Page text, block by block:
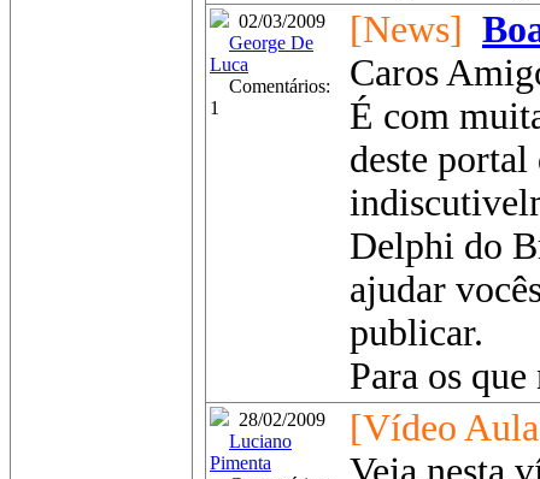
02/03/2009
George De
Luca
Comentários:
1
[News]
Caros
É com
deste
Delphi do
ajudar
publicar.
Para os
28/02/2009
Luciano
Pimenta
[Vídeo